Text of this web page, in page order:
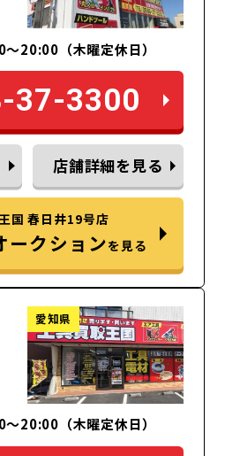
20:00（木曜定休日）
37-3300
店舗詳細を見る
国 春日井19号店
クションを見る
愛知県
20:00（木曜定休日）